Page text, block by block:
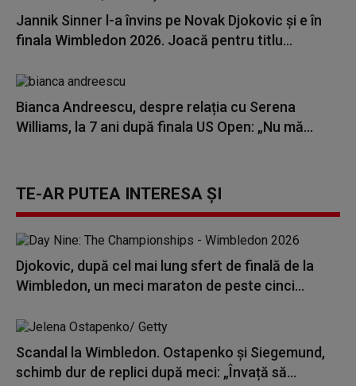
Jannik Sinner l-a învins pe Novak Djokovic și e în
finala Wimbledon 2026. Joacă pentru titlu...
Bianca Andreescu, despre relația cu Serena
Williams, la 7 ani după finala US Open: „Nu mă...
TE-AR PUTEA INTERESA ȘI
Djokovic, după cel mai lung sfert de finală de la
Wimbledon, un meci maraton de peste cinci...
Scandal la Wimbledon. Ostapenko și Siegemund,
schimb dur de replici după meci: „Învață să...